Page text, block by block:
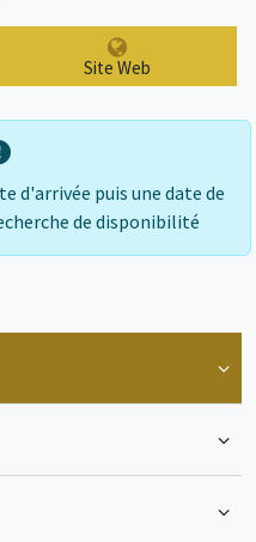
arborée. Loin de tout
de la nature. Au cours de
Pins vous pourrez vous
mini golf, aire de jeux pour
adultes, soirées à thème,
départ du domaine, visite
pour tous les goûts !
Site Web
d'arrivée puis une date de
de disponibilité